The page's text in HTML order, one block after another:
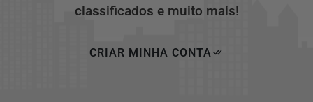
classificados e muito mais!
CRIAR MINHA CONTA